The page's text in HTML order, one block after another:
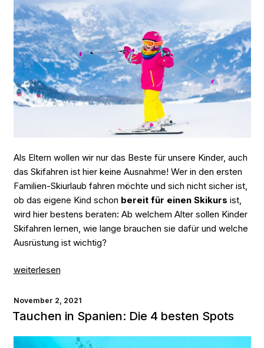
am
besten
zu
mir?“
Als Eltern wollen wir nur das Beste für unsere Kinder, auch
das Skifahren ist hier keine Ausnahme! Wer in den ersten
Familien-Skiurlaub fahren möchte und sich nicht sicher ist,
ob das eigene Kind schon bereit für einen Skikurs ist,
wird hier bestens beraten: Ab welchem Alter sollen Kinder
Skifahren lernen, wie lange brauchen sie dafür und welche
Ausrüstung ist wichtig?
„Der
Kinderskikurs:
3
weiterlesen
VERÖFFENTLICHT
AM
November 2, 2021
Tauchen in Spanien: Die 4 besten Spots